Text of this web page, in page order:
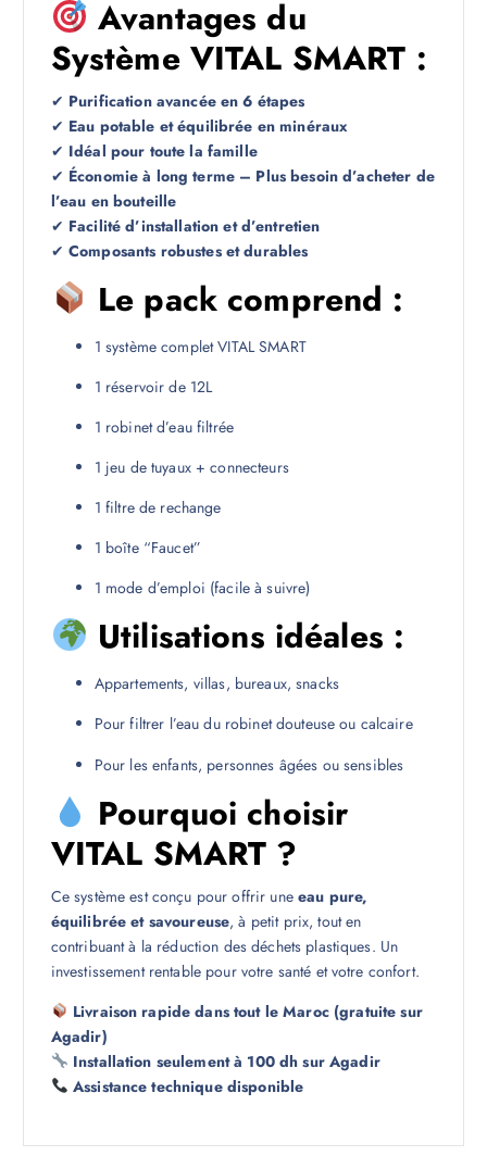
Avantages du
Système VITAL SMART :
✔ Purification avancée en 6 étapes
✔ Eau potable et équilibrée en minéraux
✔ Idéal pour toute la famille
✔ Économie à long terme – Plus besoin d’acheter de
l’eau en bouteille
✔ Facilité d’installation et d’entretien
✔Composants robustes et durables
Le pack comprend :
1 système complet VITAL SMART
1 réservoir de 12L
1 robinet d’eau filtrée
1 jeu de tuyaux + connecteurs
1 filtre de rechange
1 boîte “Faucet”
1 mode d’emploi (facile à suivre)
Utilisations idéales :
Appartements, villas, bureaux, snacks
Pour filtrer l’eau du robinet douteuse ou calcaire
Pour les enfants, personnes âgées ou sensibles
Pourquoi choisir
VITAL SMART ?
Ce système est conçu pour offrir une eau pure,
équilibrée et savoureuse, à petit prix, tout en
contribuant à la réduction des déchets plastiques. Un
investissement rentable pour votre santé et votre confort.
Livraison rapide dans tout le Maroc (gratuite sur
Agadir)
Installation seulement à 100 dh sur Agadir
Assistance technique disponible